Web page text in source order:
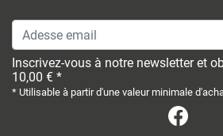
Adesse email
Inscrivez-vous à notre newsletter et
10,00 € *
* Utilisable à partir d'une valeur minimale